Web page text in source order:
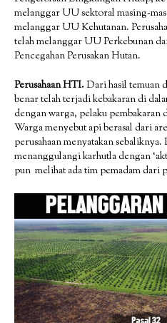
melanggar UU sektoral masing-
melanggar UU Kehutanan.
telah melanggar UU Perkebunan
Pencegahan Perusakan Hutan.
Perusahaan HTI.Dari hasil temuan
benar telah terjadi kebakaran di
dengan warga, pelaku pembakaran
Warga menyebut api berasal dari
perusahaan menyatakan sebaliknya.
menanggulangi karhutla dengan
pun melihat ada tim pemadam dari